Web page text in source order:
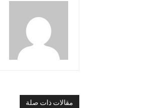
مقالات ذات صلة